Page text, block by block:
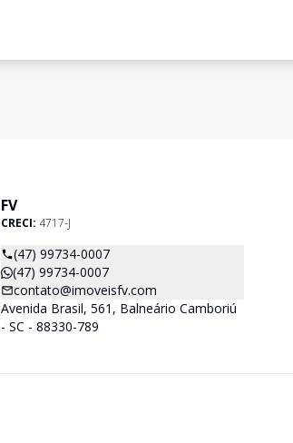
FV
CRECI: 4717-J
(47) 99734-0007
(47) 99734-0007
contato@imoveisfv.com
Avenida Brasil, 561, Balneário Camboriú
- SC - 88330-789